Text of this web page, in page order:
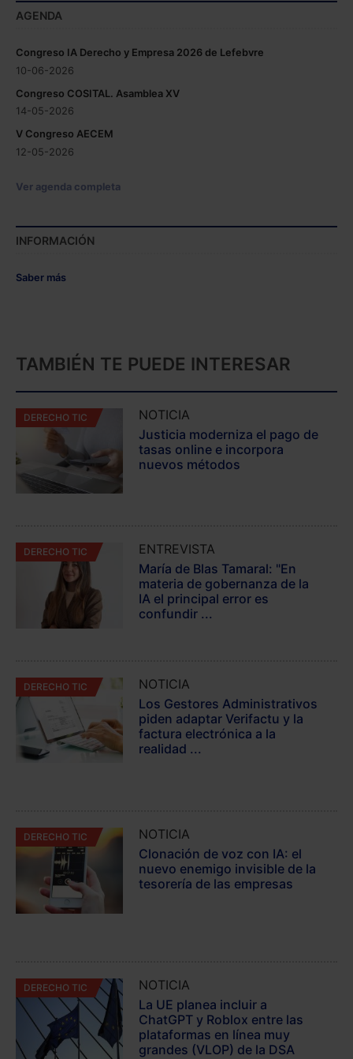
AGENDA
Congreso IA Derecho y Empresa 2026 de Lefebvre
10-06-2026
Congreso COSITAL. Asamblea XV
14-05-2026
V Congreso AECEM
12-05-2026
Ver agenda completa
INFORMACIÓN
Saber más
TAMBIÉN TE PUEDE INTERESAR
DERECHO TIC
NOTICIA
Justicia moderniza el pago de
tasas online e incorpora
nuevos métodos
DERECHO TIC
ENTREVISTA
María de Blas Tamaral: "En
materia de gobernanza de la
IA el principal error es
confundir ...
DERECHO TIC
NOTICIA
Los Gestores Administrativos
piden adaptar Verifactu y la
factura electrónica a la
realidad ...
DERECHO TIC
NOTICIA
Clonación de voz con IA: el
nuevo enemigo invisible de la
tesorería de las empresas
DERECHO TIC
NOTICIA
La UE planea incluir a
ChatGPT y Roblox entre las
plataformas en línea muy
grandes (VLOP) de la DSA